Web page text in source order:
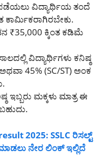
ವಿದ್ಯಾರ್ಥಿಯ ತಂದೆ
₹35,000 ಕ್ಕಿಂತ ಕಡಿಮೆ
ವಿದ್ಯಾರ್ಥಿಗಳು ಕನಿಷ್ಠ
45% (SC/ST) ಅಂಕ
ಇಬ್ಬರು ಮಕ್ಕಳು ಮಾತ್ರ ಈ
2025: SSLC ರಿಸಲ್ಟ್
ನೇರ ಲಿಂಕ್ ಇಲ್ಲಿದೆ